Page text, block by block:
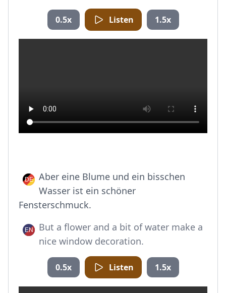
0.5x Listen 1.5x
Aber eine Blume und ein bisschen
Wasser ist ein schöner
Fensterschmuck.
But a flower and a bit of water make a
nice window decoration.
0.5x Listen 1.5x